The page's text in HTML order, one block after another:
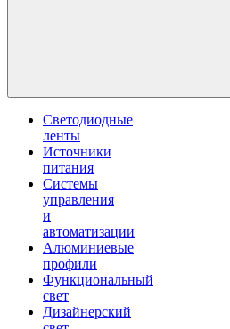
Светодиодные
ленты
Источники
питания
Системы
управления
и
автоматизации
Алюминиевые
профили
Функциональный
свет
Дизайнерский